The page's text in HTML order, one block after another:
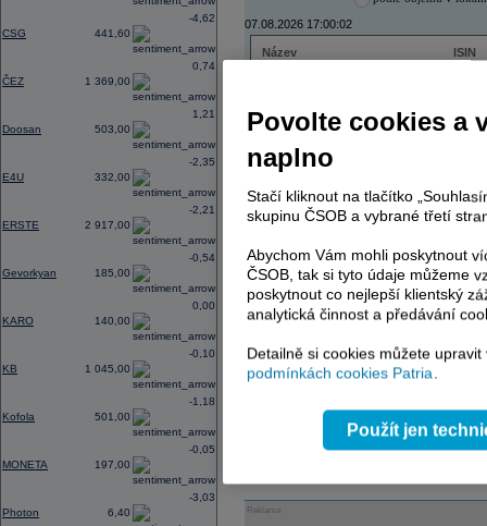
CSG 441,60
-4,62
ČEZ 1 369,00
0,74
Doosan 503,00
1,21
E4U 332,00
-2,35
ERSTE 2 917,00
-2,21
Gevorkyan 185,00
-0,54
KARO 140,00
0,00
KB 1 045,00
-0,10
Kofola 501,00
-1,18
MONETA 197,00
-0,05
Photon 6,40
-3,03
07.08.2026 17:00:02
Název
ISIN
ERSTE BANK
TMR
AD index - vývoj
Region
Reklama
Povolte cookies a
naplno
Stačí kliknout na tlačítko
skupinu ČSOB a vybrané třetí
Abychom Vám mohli poskytnout
ČSOB, tak si tyto údaje můžeme
poskytnout co nejlepší klientský
analytická činnost a předávání
Detailně si cookies můžete
podmínkách cookies Patria.
Použít jen